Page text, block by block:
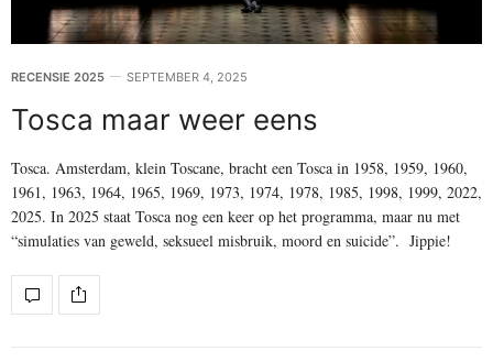
RECENSIE 2025 SEPTEMBER 4, 2025
Tosca maar weer eens
Tosca. Amsterdam, klein Toscane, bracht een Tosca in 1958, 1959, 1960,
1961, 1963, 1964, 1965, 1969, 1973, 1974, 1978, 1985, 1998, 1999, 2022,
2025. In 2025 staat Tosca nog een keer op het programma, maar nu met
“simulaties van geweld, seksueel misbruik, moord en suicide”. Jippie!